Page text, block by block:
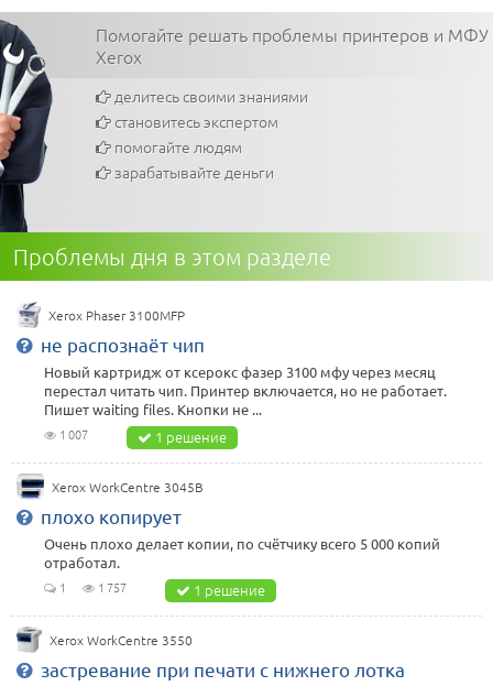
Помогайте решать проблемы принтеров и МФУ
Xerox
делитесь своими знаниями
становитесь экспертом
помогайте людям
зарабатывайте деньги
Проблемы дня в этом разделе
Xerox Phaser 3100MFP
не распознаёт чип
Новый картридж от ксерокс фазер 3100 мфу через месяц
перестал читать чип. Принтер включается, но не работает.
Пишет waiting files. Кнопки не ...
1 007 1 решение
Xerox WorkCentre 3045B
плохо копирует
Очень плохо делает копии, по счётчику всего 5 000 копий
отработал.
1 1 757 1 решение
Xerox WorkCentre 3550
застревание при печати с нижнего лотка